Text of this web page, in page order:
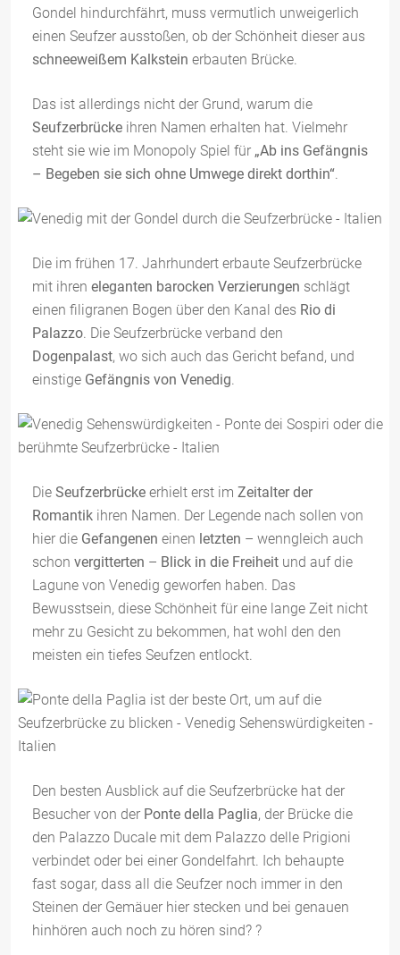
Gondel hindurchfährt, muss vermutlich unweigerlich
einen Seufzer ausstoßen, ob der Schönheit dieser aus
schneeweißem Kalkstein erbauten Brücke.
Das ist allerdings nicht der Grund, warum die
Seufzerbrücke ihren Namen erhalten hat. Vielmehr
steht sie wie im Monopoly Spiel für „Ab ins Gefängnis
– Begeben sie sich ohne Umwege direkt dorthin“.
Die im frühen 17. Jahrhundert erbaute Seufzerbrücke
mit ihren eleganten barocken Verzierungen schlägt
einen filigranen Bogen über den Kanal des Rio di
Palazzo. Die Seufzerbrücke verband den
Dogenpalast, wo sich auch das Gericht befand, und
einstige Gefängnis von Venedig.
Die Seufzerbrücke erhielt erst im Zeitalter der
Romantik ihren Namen. Der Legende nach sollen von
hier die Gefangenen einen letzten – wenngleich auch
schon vergitterten – Blick in die Freiheit und auf die
Lagune von Venedig geworfen haben. Das
Bewusstsein, diese Schönheit für eine lange Zeit nicht
mehr zu Gesicht zu bekommen, hat wohl den den
meisten ein tiefes Seufzen entlockt.
Den besten Ausblick auf die Seufzerbrücke hat der
Besucher von der Ponte della Paglia, der Brücke die
den Palazzo Ducale mit dem Palazzo delle Prigioni
verbindet oder bei einer Gondelfahrt. Ich behaupte
fast sogar, dass all die Seufzer noch immer in den
Steinen der Gemäuer hier stecken und bei genauen
hinhören auch noch zu hören sind? ?